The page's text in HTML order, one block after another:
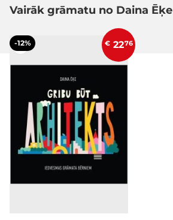
Vairāk grāmatu no Daina Ēķe
-12% € 2276